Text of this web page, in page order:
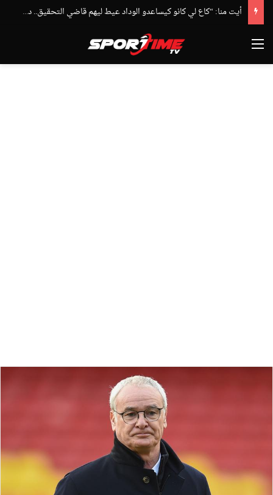
أيت منا: “كاع لي كانو كيساعدو الوداد عيط ليهم قاضي التحقيق.. دابا حتى شي واحد ما بقا باغي يعاون”
القائمة